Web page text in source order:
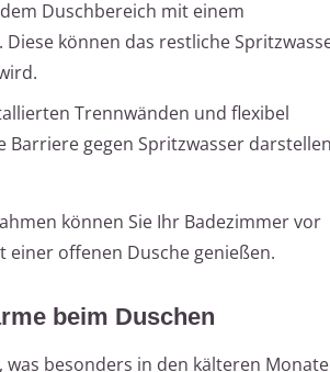
Duschbereich mit einem
können das restliche
Trennwänden und flexibel
gegen Spritzwasser
können Sie Ihr Badezimmer vor
offenen Dusche genießen.
beim Duschen
besonders in den kälteren